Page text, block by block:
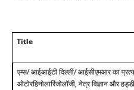
Title
एम्स/आईआईटी दिल्ली/आईसीएमआर का
ओटोरहिनोलारिंजोलॉजी, नेत्र विज्ञान और